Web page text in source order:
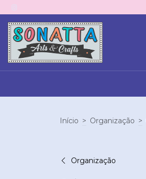
Início > Organização >
Organização